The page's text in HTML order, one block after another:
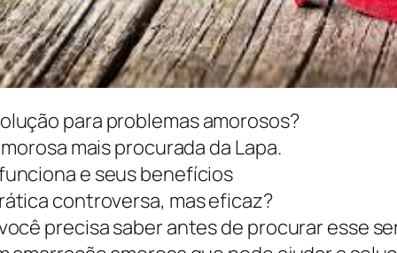
para problemas amorosos?
mais procurada da Lapa.
e seus benefícios
controversa, mas eficaz?
precisa saber antes de procurar esse